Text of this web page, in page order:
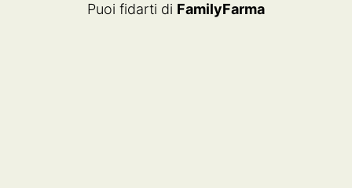
Puoi fidarti di FamilyFarma